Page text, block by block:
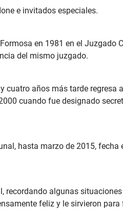
e invitados especiales.
en 1981 en el Juzgado
del mismo juzgado.
cuatro años más tarde regresa
cuando fue designado
hasta marzo de 2015, fecha
recordando algunas
feliz y le sirvieron para